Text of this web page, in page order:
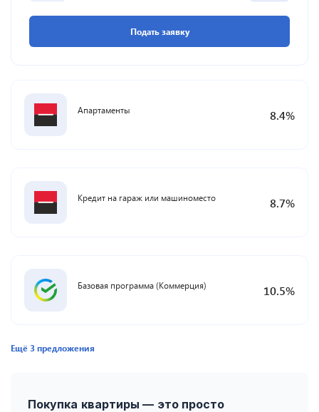
Подать заявку
Апартаменты 8.4%
Кредит на гараж или машиноместо 8.7%
Базовая программа (Коммерция) 10.5%
Ещё3предложения
Покупка квартиры — это просто